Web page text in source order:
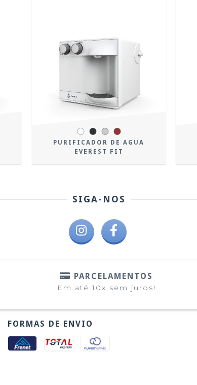
PURIFICADOR DE AGUA
EVEREST FIT
SIGA-NOS
PARCELAMENTOS
Em até 10x sem juros!
FORMAS DE ENVIO